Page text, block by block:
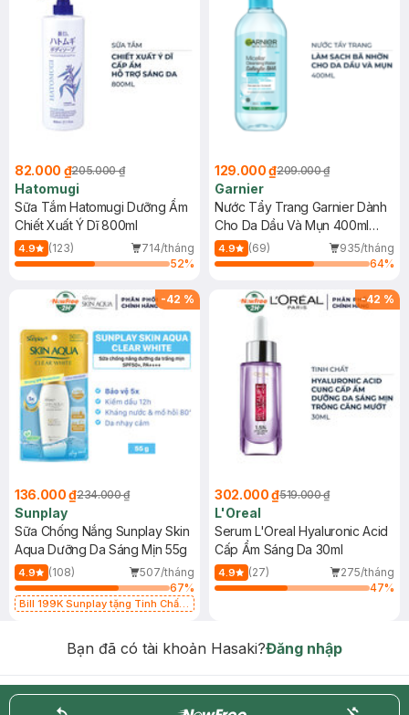
82.000 ₫205.000 ₫
Hatomugi
Sữa Tắm Hatomugi Dưỡng Ẩm
Chiết Xuất Ý Dĩ 800ml
4.9 (123)
714/tháng
52%
129.000 ₫209.000 ₫
Garnier
Nước Tẩy Trang Garnier Dành
Cho Da Dầu Và Mụn 400ml
(Mới)
4.9 (69)
935/tháng
64%
-42 %
136.000 ₫234.000 ₫
Sunplay
Sữa Chống Nắng Sunplay Skin
Aqua Dưỡng Da Sáng Mịn 55g
4.9 (108)
507/tháng
67%
Bill 199K Sunplay tặng Tinh Chất
-42 %
302.000 ₫519.000 ₫
L'Oreal
Serum L'Oreal Hyaluronic Acid
Cấp Ẩm Sáng Da 30ml
4.9 (27)
275/tháng
47%
Bạn đã có tài khoản Hasaki?Đăng nhập